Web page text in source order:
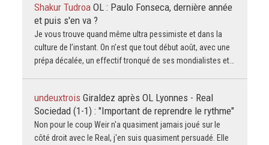
Shakur Tudroa OL : Paulo Fonseca, dernière année
et puis s'en va ?
Je vous trouve quand même ultra pessimiste et dans la
culture de l’instant. On n’est que tout début août, avec une
prépa décalée, un effectif tronqué de ses mondialistes et…
undeuxtrois Giraldez après OL Lyonnes - Real
Sociedad (1-1) : "Important de reprendre le rythme"
Non pour le coup Weir n'a quasiment jamais joué sur le
côté droit avec le Real, j'en suis quasiment persuadé. Elle